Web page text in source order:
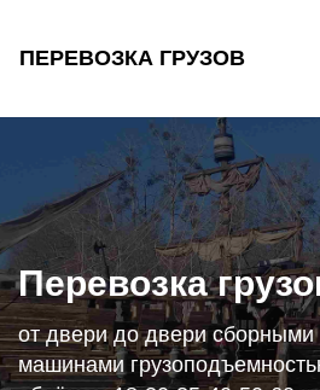
ПЕРЕВОЗКА ГРУЗОВ
Перевозка
от двери до двери
машинами